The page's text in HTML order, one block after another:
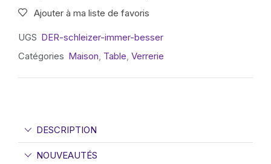
Ajouter à ma liste de favoris
UGS DER-schleizer-immer-besser
Catégories Maison, Table, Verrerie
DESCRIPTION
NOUVEAUTÉS